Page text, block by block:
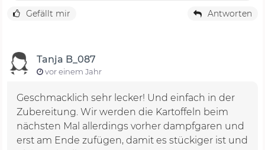
Gefällt mir Antworten
Tanja B_087
vor einem Jahr
Geschmacklich sehr lecker! Und einfach in der
Zubereitung. Wir werden die Kartoffeln beim
nächsten Mal allerdings vorher dampfgaren und
erst am Ende zufügen, damit es stückiger ist und